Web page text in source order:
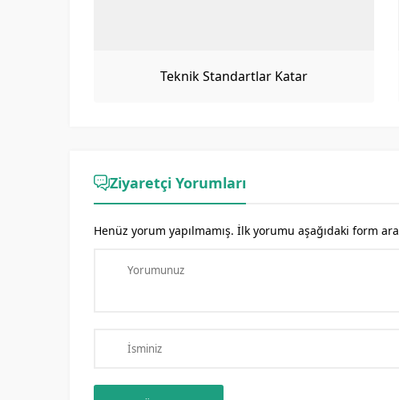
Teknik Standartlar Katar
Ziyaretçi Yorumları
Henüz yorum yapılmamış. İlk yorumu aşağıdaki form